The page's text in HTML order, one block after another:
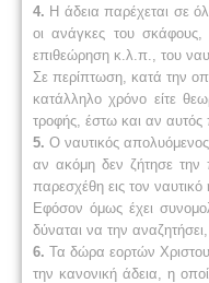
4. Η άδεια παρέχεται σε
οι ανάγκες του σκάφους,
επιθεώρηση κ.λ.π., του
Σε περίπτωση, κατά την
κατάλληλο χρόνο είτε
τροφής, έστω και αν αυτός
5. Ο ναυτικός
αν ακόμη δεν ζήτησε την
παρεσχέθη εις τον
Εφόσον όμως έχει
δύναται να την
6.Τα δώρα εορτών
την κανονική άδεια, η